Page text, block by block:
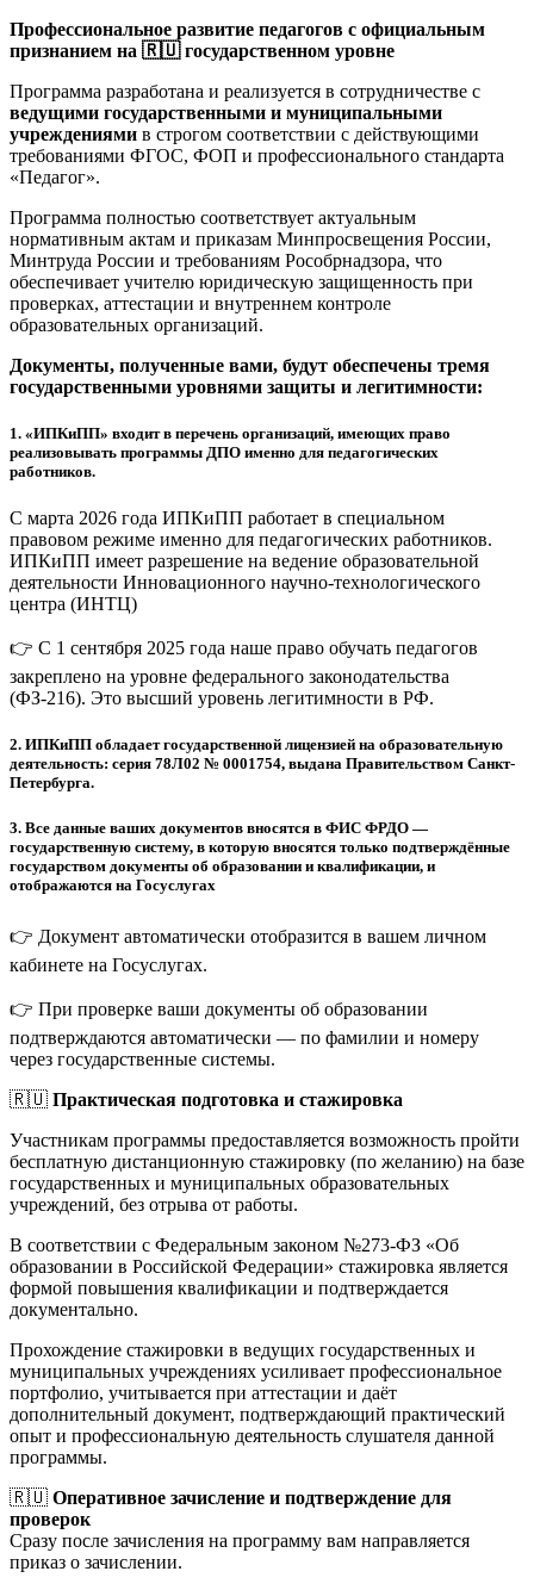
Профессиональное развитие педагогов с официальным
признанием на 🇷🇺 государственном уровне
Программа разработана и реализуется в сотрудничестве с
ведущими государственными и муниципальными
учреждениями в строгом соответствии с действующими
требованиями ФГОС, ФОП и профессионального стандарта
«Педагог».
Программа полностью соответствует актуальным
нормативным актам и приказам Минпросвещения России,
Минтруда России и требованиям Рособрнадзора, что
обеспечивает учителю юридическую защищенность при
проверках, аттестации и внутреннем контроле
образовательных организаций.
Документы, полученные вами, будут обеспечены тремя
государственными уровнями защиты и легитимности:
1. «ИПКиПП» входит в перечень организаций, имеющих право
реализовывать программы ДПО именно для педагогических
работников.
С марта 2026 года ИПКиПП работает в специальном
правовом режиме именно для педагогических работников.
ИПКиПП имеет разрешение на ведение образовательной
деятельности Инновационного научно-технологического
центра (ИНТЦ)
👉 С 1 сентября 2025 года наше право обучать педагогов
закреплено на уровне федерального законодательства
(ФЗ-216). Это высший уровень легитимности в РФ.
2. ИПКиПП обладает государственной лицензией на образовательную
деятельность: серия 78Л02 № 0001754, выдана Правительством Санкт-
Петербурга.
3. Все данные ваших документов вносятся в ФИС ФРДО —
государственную систему, в которую вносятся только подтверждённые
государством документы об образовании и квалификации, и
отображаются на Госуслугах
👉 Документ автоматически отобразится в вашем личном
кабинете на Госуслугах.
👉 При проверке ваши документы об образовании
подтверждаются автоматически — по фамилии и номеру
через государственные системы.
🇷🇺 Практическая подготовка и стажировка
Участникам программы предоставляется возможность пройти
бесплатную дистанционную стажировку (по желанию) на базе
государственных и муниципальных образовательных
учреждений, без отрыва от работы.
В соответствии с Федеральным законом №273-ФЗ «Об
образовании в Российской Федерации» стажировка является
формой повышения квалификации и подтверждается
документально.
Прохождение стажировки в ведущих государственных и
муниципальных учреждениях усиливает профессиональное
портфолио, учитывается при аттестации и даёт
дополнительный документ, подтверждающий практический
опыт и профессиональную деятельность слушателя данной
программы.
🇷🇺 Оперативное зачисление и подтверждение для
проверок
Сразу после зачисления на программу вам направляется
приказ о зачислении.